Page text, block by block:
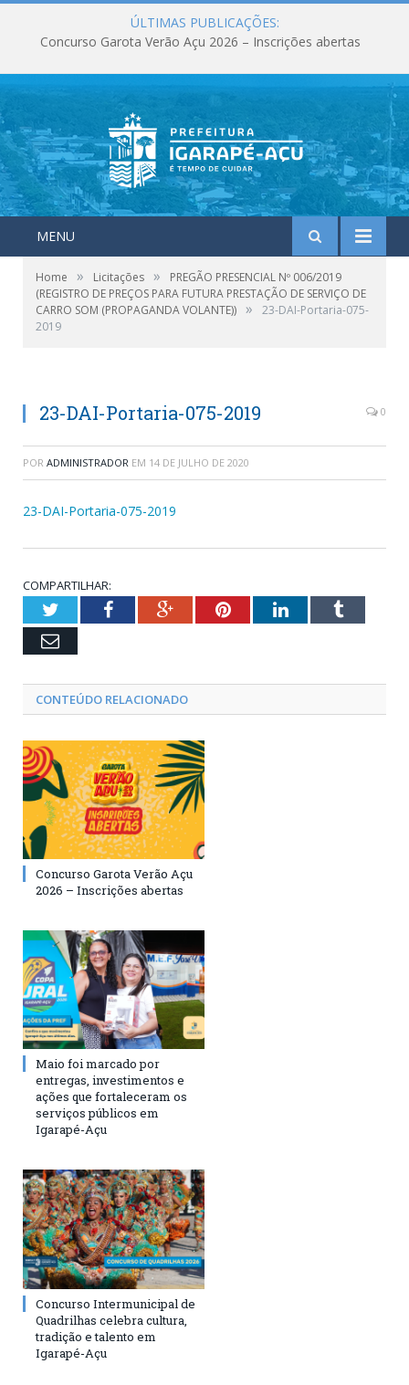
ÚLTIMAS PUBLICAÇÕES:
Concurso Garota Verão Açu 2026 – Inscrições abertas
MENU
Home » Licitações »
PREGÃO PRESENCIAL Nº 006/2019
(REGISTRO DE PREÇOS PARA FUTURA PRESTAÇÃO DE SERVIÇO DE
CARRO SOM (PROPAGANDA VOLANTE)) »
23-DAI-Portaria-075-
2019
23-DAI-Portaria-075-2019 0
POR ADMINISTRADOR EM 14 DE JULHO DE 2020
23-DAI-Portaria-075-2019
COMPARTILHAR:
TwitterFacebookGoogle+PinterestLinkedInTumblr
Email
CONTEÚDO RELACIONADO
Concurso Garota Verão Açu
2026 – Inscrições abertas
Maio foi marcado por
entregas, investimentos e
ações que fortaleceram os
serviços públicos em
Igarapé-Açu
Concurso Intermunicipal de
Quadrilhas celebra cultura,
tradição e talento em
Igarapé-Açu